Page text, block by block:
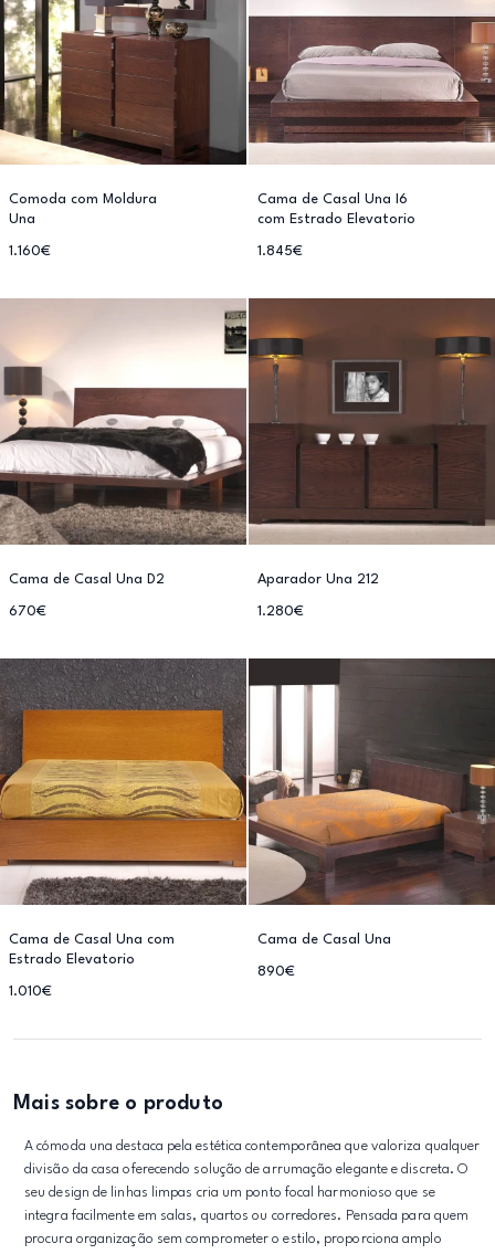
Comoda com Moldura
Una
1.160€
Cama de Casal Una I6
com Estrado Elevatorio
1.845€
Cama de Casal Una D2
670€
Aparador Una 212
1.280€
Cama de Casal Una com
Estrado Elevatorio
1.010€
Cama de Casal Una
890€
Mais sobre o produto
A cómoda una destaca pela estética contemporânea que valoriza qualquer
divisão da casa oferecendo solução de arrumação elegante e discreta. O
seu design de linhas limpas cria um ponto focal harmonioso que se
integra facilmente em salas, quartos ou corredores. Pensada para quem
procura organização sem comprometer o estilo, proporciona amplo